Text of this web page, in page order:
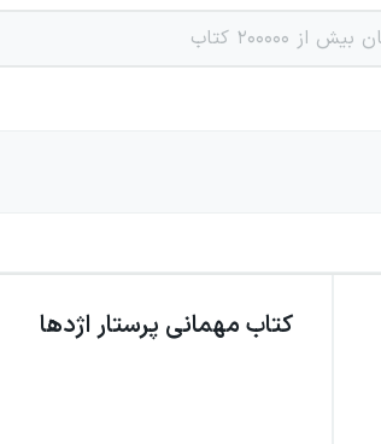
کتاب مهمانی پرستار اژدها